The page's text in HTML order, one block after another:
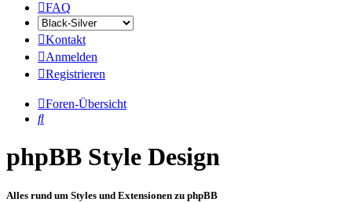
FAQ
Kontakt
Anmelden
Registrieren
Foren-Übersicht
Suche
phpBB Style Design
Alles rund um Styles und Extensionen zu phpBB